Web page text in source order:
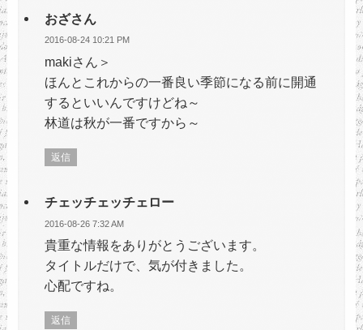
おざさん
2016-08-24 10:21 PM
makiさん＞
ほんとこれからの一番良い季節になる前に開通
するといいんですけどね～
林道は秋が一番ですから～
返信
チェッチェッチェロー
2016-08-26 7:32 AM
貴重な情報をありがとうございます。
タイトルだけで、気が付きました。
心配ですね。
返信